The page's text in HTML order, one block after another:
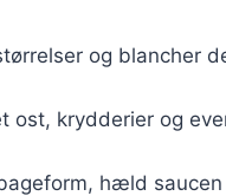
og blancher
ost, krydderier og
hæld saucen